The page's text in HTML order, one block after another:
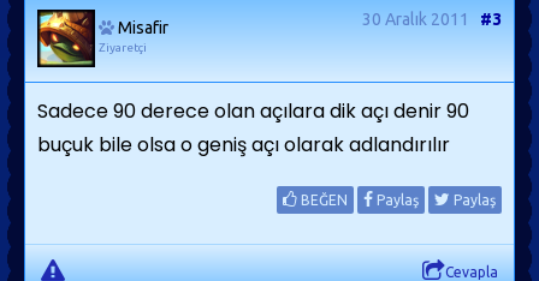
Misafir
Ziyaretçi
30 Aralık 2011 #3
Sadece 90 derece olan açılara dik açı denir 90
buçuk bile olsa o geniş açı olarak adlandırılır
BEĞEN Paylaş Paylaş
Cevapla